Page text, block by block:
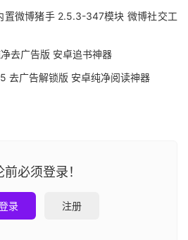
置微博猪手 2.5.3-347模块 微博社交工
去广告版 安卓追书神器
去广告解锁版 安卓纯净阅读神器
前必须登录！
录 注册